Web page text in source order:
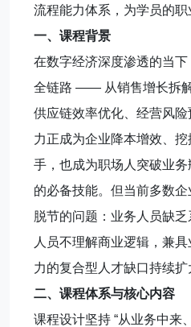
流程能力体系，为学员的职
一、课程背景
在数字经济深度渗透的当
全链路 —— 从销售增长拆
供应链效率优化、经营风
力正成为企业降本增效、
手，也成为职场人突破业
的必备技能。但当前多数
脱节的问题：业务人员缺
人员不理解商业逻辑，兼
力的复合型人才缺口持续扩
二、课程体系与核心内容
课程设计坚持 “从业务中来